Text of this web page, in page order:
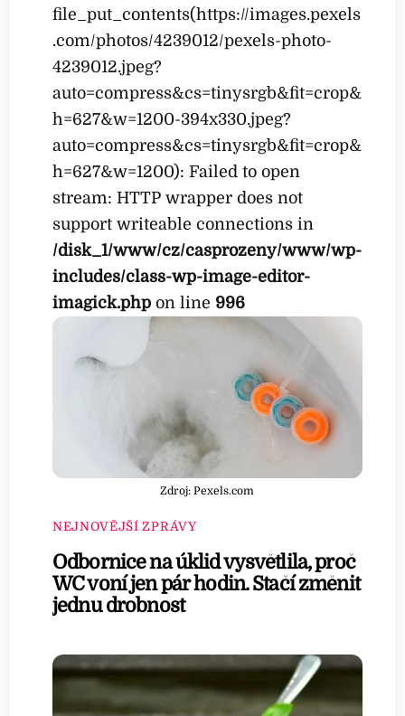
file_put_contents(https://images.pexels
.com/photos/4239012/pexels-photo-
4239012.jpeg?
auto=compress&cs=tinysrgb&fit=crop&
h=627&w=1200-394x330.jpeg?
auto=compress&cs=tinysrgb&fit=crop&
h=627&w=1200): Failed to open
stream: HTTP wrapper does not
support writeable connections in
/disk_1/www/cz/casprozeny/www/wp-
includes/class-wp-image-editor-
imagick.php on line 996
Zdroj: Pexels.com
NEJNOVĚJŠÍ ZPRÁVY
Odbornice na úklid vysvětlila, proč
WC voní jen pár hodin. Stačí změnit
jednu drobnost